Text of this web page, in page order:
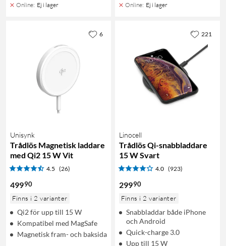
Online: Ej i lager Online: Ej i lager
Unisynk
Trådlös Magnetisk laddare
med Qi2 15 W Vit
4.5 (26)
49990
Finns i 2 varianter
Qi2 för upp till 15 W
Kompatibel med MagSafe
Magnetisk fram- och baksida
6
Linocell
Trådlös Qi-snabbladdare
15 W Svart
4.0 (923)
29990
Finns i 2 varianter
Snabbladdar både iPhone
och Android
Quick-charge 3.0
Upp till 15 W
221